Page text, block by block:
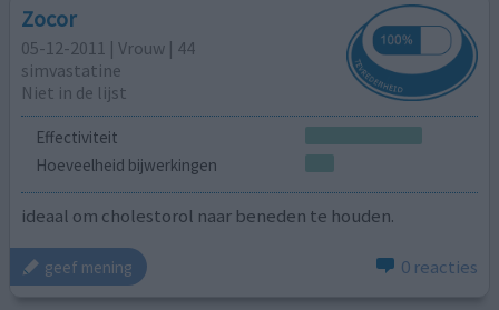
Zocor
05-12-2011 | Vrouw | 44
simvastatine
Niet in de lijst
Effectiviteit
Hoeveelheid bijwerkingen
ideaal om cholestorol naar beneden te houden.
geef mening 0 reacties